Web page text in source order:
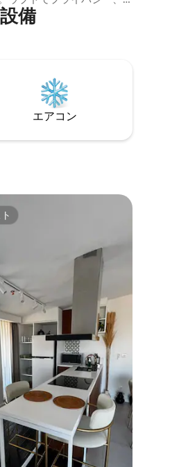
いプールの環境をお楽し
夜を自然に囲まれて過ご
ました。おしゃれな内
Fi、完全なプライバシー。
料金で、珍しいウブドで
備
エアコン
つ星の平均評価